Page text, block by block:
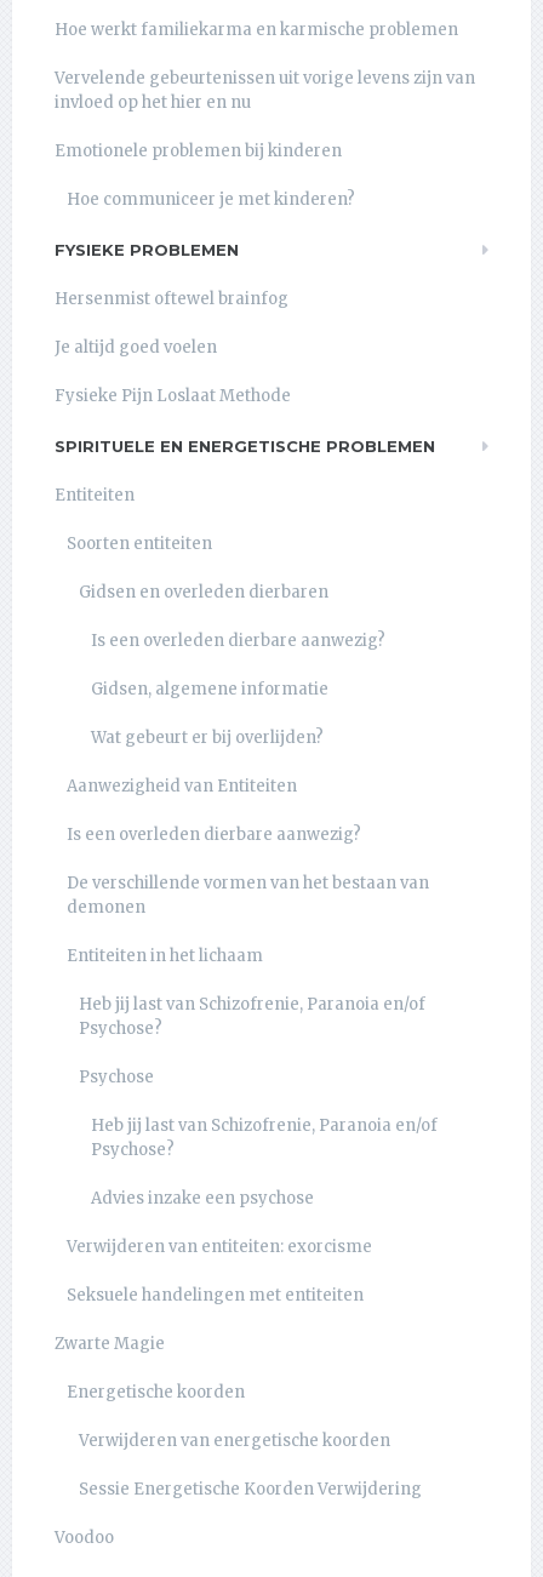
Hoe werkt familiekarma en karmische problemen
Vervelende gebeurtenissen uit vorige levens zijn van
invloed op het hier en nu
Emotionele problemen bij kinderen
Hoe communiceer je met kinderen?
FYSIEKE PROBLEMEN
Hersenmist oftewel brainfog
Je altijd goed voelen
Fysieke Pijn Loslaat Methode
SPIRITUELE EN ENERGETISCHE PROBLEMEN
Entiteiten
Soorten entiteiten
Gidsen en overleden dierbaren
Is een overleden dierbare aanwezig?
Gidsen, algemene informatie
Wat gebeurt er bij overlijden?
Aanwezigheid van Entiteiten
Is een overleden dierbare aanwezig?
De verschillende vormen van het bestaan van
demonen
Entiteiten in het lichaam
Heb jij last van Schizofrenie, Paranoia en/of
Psychose?
Psychose
Heb jij last van Schizofrenie, Paranoia en/of
Psychose?
Advies inzake een psychose
Verwijderen van entiteiten: exorcisme
Seksuele handelingen met entiteiten
Zwarte Magie
Energetische koorden
Verwijderen van energetische koorden
Sessie Energetische Koorden Verwijdering
Voodoo